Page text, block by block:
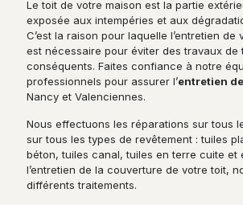
Le toit de votre maison est la partie
exposée aux intempéries et aux
C’est la raison pour laquelle l’entretien de
est nécessaire pour éviter des travaux de
conséquents. Faites confiance à notre
professionnels pour assurer l’entretien
Nancy et Valenciennes.
Nous effectuons les réparations sur tous
sur tous les types de revêtement : tuiles
béton, tuiles canal, tuiles en terre cuite et
l’entretien de la couverture de votre toit,
différents traitements.